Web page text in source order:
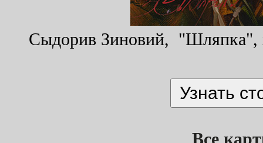
Сыдорив Зиновий, "Шляпка",
Все